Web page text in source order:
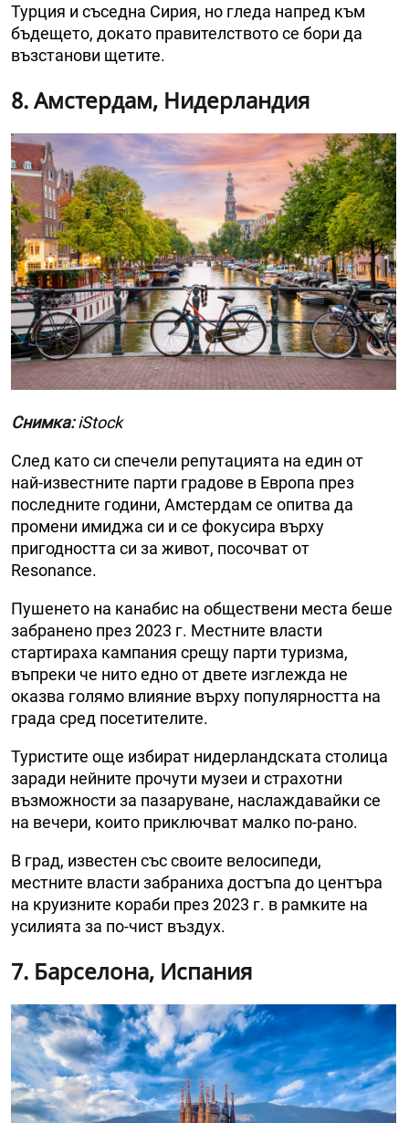
Турция и съседна Сирия, но гледа напред към
бъдещето, докато правителството се бори да
възстанови щетите.
8. Амстердам, Нидерландия
Снимка:iStock
След като си спечели репутацията на един от
най-известните парти градове в Европа през
последните години, Амстердам се опитва да
промени имиджа си и се фокусира върху
пригодността си за живот, посочват от
Resonance.
Пушенето на канабис на обществени места беше
забранено през 2023 г. Местните власти
стартираха кампания срещу парти туризма,
въпреки че нито едно от двете изглежда не
оказва голямо влияние върху популярността на
града сред посетителите.
Туристите още избират нидерландската столица
заради нейните прочути музеи и страхотни
възможности за пазаруване, наслаждавайки се
на вечери, които приключват малко по-рано.
В град, известен със своите велосипеди,
местните власти забраниха достъпа до центъра
на круизните кораби през 2023 г. в рамките на
усилията за по-чист въздух.
7. Барселона, Испания